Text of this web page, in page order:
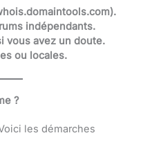
indépendants.
vous avez un doute.
ou locales.
?
les démarches